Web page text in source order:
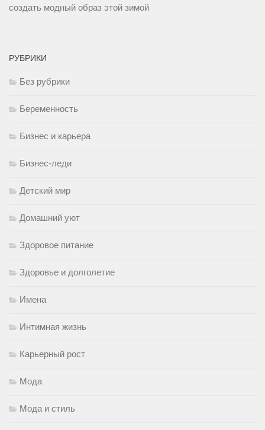
создать модный образ этой зимой
РУБРИКИ
Без рубрики
Беременность
Бизнес и карьера
Бизнес-леди
Детский мир
Домашний уют
Здоровое питание
Здоровье и долголетие
Имена
Интимная жизнь
Карьерный рост
Мода
Мода и стиль